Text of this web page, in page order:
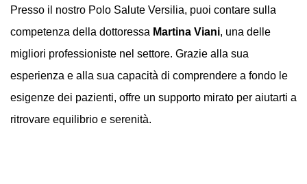
Presso il nostro Polo Salute Versilia, puoi contare sulla
competenza della dottoressa Martina Viani, una delle
migliori professioniste nel settore. Grazie alla sua
esperienza e alla sua capacità di comprendere a fondo le
esigenze dei pazienti, offre un supporto mirato per aiutarti a
ritrovare equilibrio e serenità.